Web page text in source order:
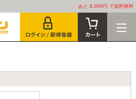
あと 8,000円 で送料無料